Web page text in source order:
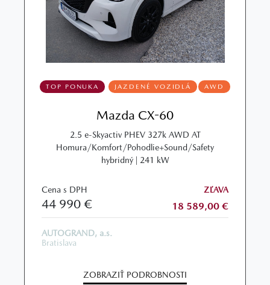
TOP PONUKA JAZDENÉ VOZIDLÁ AWD
Mazda CX-60
2.5 e-Skyactiv PHEV 327k AWD AT
Homura/Komfort/Pohodlie+Sound/Safety
hybridný | 241 kW
Cena s DPH
44 990 €
ZĽAVA
18 589,00 €
AUTOGRAND, a.s.
Bratislava
ZOBRAZIŤ PODROBNOSTI